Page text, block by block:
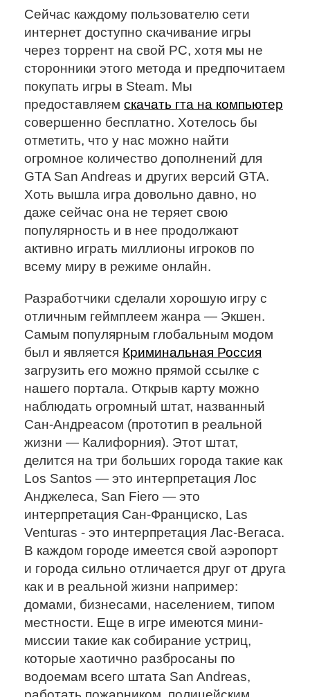
Сейчас каждому пользователю сети
интернет доступно скачивание игры
через торрент на свой PC, хотя мы не
сторонники этого метода и предпочитаем
покупать игры в Steam. Мы
предоставляем скачать гта на компьютер
совершенно бесплатно. Хотелось бы
отметить, что у нас можно найти
огромное количество дополнений для
GTA San Andreas и других версий GTA.
Хоть вышла игра довольно давно, но
даже сейчас она не теряет свою
популярность и в нее продолжают
активно играть миллионы игроков по
всему миру в режиме онлайн.
Разработчики сделали хорошую игру с
отличным геймплеем жанра — Экшен.
Самым популярным глобальным модом
был и является Криминальная Россия
загрузить его можно прямой ссылке с
нашего портала. Открыв карту можно
наблюдать огромный штат, названный
Сан-Андреасом (прототип в реальной
жизни — Калифорния). Этот штат,
делится на три больших города такие как
Los Santos — это интерпретация Лос
Анджелеса, San Fiero — это
интерпретация Сан-Франциско, Las
Venturas - это интерпретация Лас-Вегаса.
В каждом городе имеется свой аэропорт
и города сильно отличается друг от друга
как и в реальной жизни например:
домами, бизнесами, населением, типом
местности. Еще в игре имеются мини-
миссии такие как собирание устриц,
которые хаотично разбросаны по
водоемам всего штата San Andreas,